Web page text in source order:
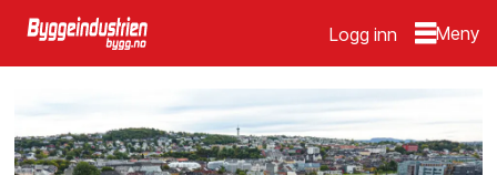
Logg inn